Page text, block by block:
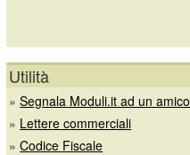
Utilità
»Segnala Moduli.it ad un amico
» Lettere commerciali
»Codice Fiscale